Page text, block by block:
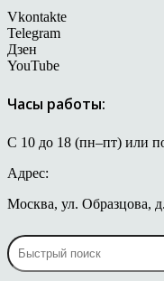
Vkontakte
Telegram
Дзен
YouTube
Часы работы:
С 10 до 18 (пн–пт) или
Адрес:
Москва, ул. Образцова,